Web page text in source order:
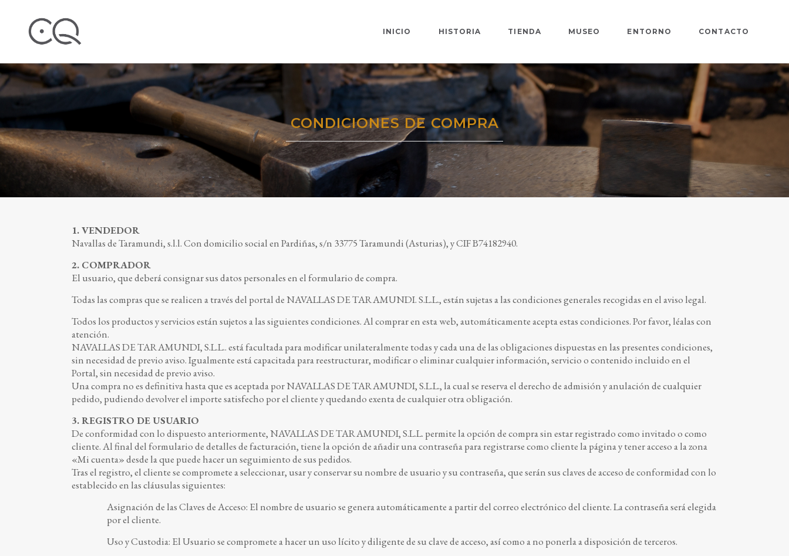
INICIO HISTORIA TIENDA MUSEO ENTORNO CONTACTO
CONDICIONES DE COMPRA
1. VENDEDOR
Navallas de Taramundi, s.l.l. Con domicilio social en Pardiñas, s/n 33775 Taramundi (Asturias), y CIF B74182940.
2. COMPRADOR
El usuario, que deberá consignar sus datos personales en el formulario de compra.
Todas las compras que se realicen a través del portal de NAVALLAS DE TARAMUNDI. S.L.L., están sujetas a las condiciones generales recogidas en el aviso legal.
Todos los productos y servicios están sujetos a las siguientes condiciones. Al comprar en esta web, automáticamente acepta estas condiciones. Por favor, léalas con
atención.
NAVALLAS DE TARAMUNDI, S.L.L.. está facultada para modificar unilateralmente todas y cada una de las obligaciones dispuestas en las presentes condiciones,
sin necesidad de previo aviso. Igualmente está capacitada para reestructurar, modificar o eliminar cualquier información, servicio o contenido incluido en el
Portal, sin necesidad de previo aviso.
Una compra no es definitiva hasta que es aceptada por NAVALLAS DE TARAMUNDI, S.L.L., la cual se reserva el derecho de admisión y anulación de cualquier
pedido, pudiendo devolver el importe satisfecho por el cliente y quedando exenta de cualquier otra obligación.
3. REGISTRO DE USUARIO
De conformidad con lo dispuesto anteriormente, NAVALLAS DE TARAMUNDI, S.L.L. permite la opción de compra sin estar registrado como invitado o como
cliente. Al final del formulario de detalles de facturación, tiene la opción de añadir una contraseña para registrarse como cliente la página y tener acceso a la zona
«Mi cuenta» desde la que puede hacer un seguimiento de sus pedidos.
Tras el registro, el cliente se compromete a seleccionar, usar y conservar su nombre de usuario y su contraseña, que serán sus claves de acceso de conformidad con lo
establecido en las cláusulas siguientes:
Asignación de las Claves de Acceso: El nombre de usuario se genera automáticamente a partir del correo electrónico del cliente. La contraseña será elegida
por el cliente.
Uso y Custodia: El Usuario se compromete a hacer un uso lícito y diligente de su clave de acceso, así como a no ponerla a disposición de terceros.